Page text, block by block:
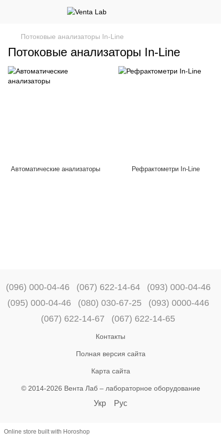
Потоковые анализаторы In-Line
Потоковые анализаторы In-Line
Автоматические анализаторы Рефрактометри In-Line
(096) 000-04-46 (067) 622-14-64
(093) 000-04-46
(095) 000-04-46
(080) 030-67-25
(093) 0000-446
(067) 622-14-67
(067) 622-14-65
Контакты
Полная версия сайта
Карта сайта
© 2014-2026 Вента Лаб – лабораторное оборудование
Укр Рус
Online store built with Horoshop